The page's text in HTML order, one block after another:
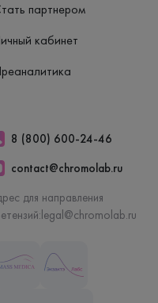
партнером
кабинет
8 (800) 600-24-46
contact@chromolab.ru
для направления
legal@chromolab.ru